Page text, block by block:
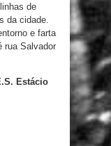
de
da cidade.
e farta
rua Salvador
Estácio